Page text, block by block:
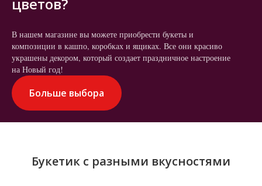
цветов?
В нашем магазине вы можете приобрести букеты и
композиции в кашпо, коробках и ящиках. Все они красиво
украшены декором, который создает праздничное настроение
на Новый год!
Больше выбора
Букетик с разными вкусностями